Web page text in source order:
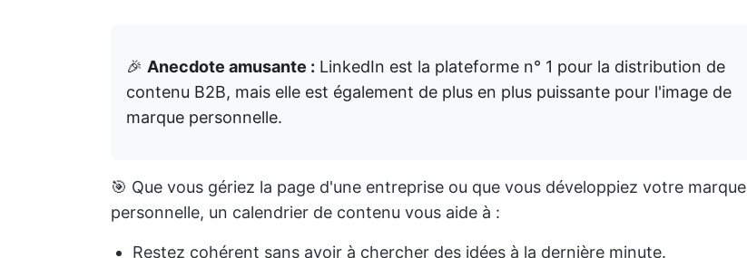
🎉 Anecdote amusante : LinkedIn est la plateforme n° 1 pour la distribution de
contenu B2B, mais elle est également de plus en plus puissante pour l'image de
marque personnelle.
🎯 Que vous gériez la page d'une entreprise ou que vous développiez votre marque
personnelle, un calendrier de contenu vous aide à :
Restez cohérent sans avoir à chercher des idées à la dernière minute.